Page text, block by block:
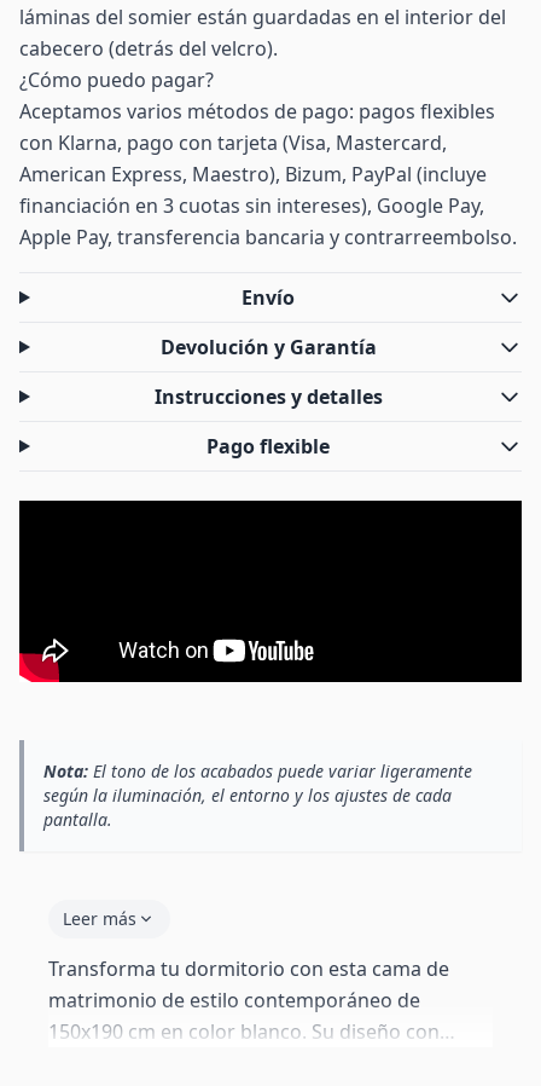
láminas del somier están guardadas en el interior del
cabecero (detrás del velcro).
¿Cómo puedo pagar?
Aceptamos varios métodos de pago: pagos flexibles
con Klarna, pago con tarjeta (Visa, Mastercard,
American Express, Maestro), Bizum, PayPal (incluye
financiación en 3 cuotas sin intereses), Google Pay,
Apple Pay, transferencia bancaria y contrarreembolso.
Envío
Devolución y Garantía
Instrucciones y detalles
Pago flexible
Nota: El tono de los acabados puede variar ligeramente
según la iluminación, el entorno y los ajustes de cada
pantalla.
Leer más
Transforma tu dormitorio con esta cama de
matrimonio de estilo contemporáneo de
150x190 cm en color blanco. Su diseño con